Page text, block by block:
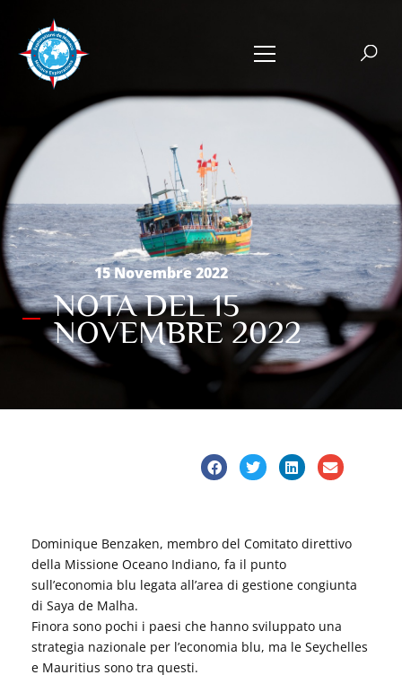
15 Novembre 2022
NOTA DEL 15
NOVEMBRE 2022
Dominique Benzaken, membro del Comitato direttivo
della Missione Oceano Indiano, fa il punto
sull’economia blu legata all’area di gestione congiunta
di Saya de Malha.
Finora sono pochi i paesi che hanno sviluppato una
strategia nazionale per l’economia blu, ma le Seychelles
e Mauritius sono tra questi.